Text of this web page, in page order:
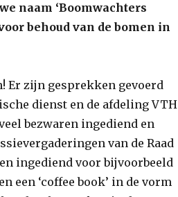
naam ‘Boomwachters
behoud van de bomen in
Er zijn gesprekken gevoerd
dienst en de afdeling VTH
bezwaren ingediend en
van de Raad
ingediend voor bijvoorbeeld
een ‘coffee book’ in de vorm